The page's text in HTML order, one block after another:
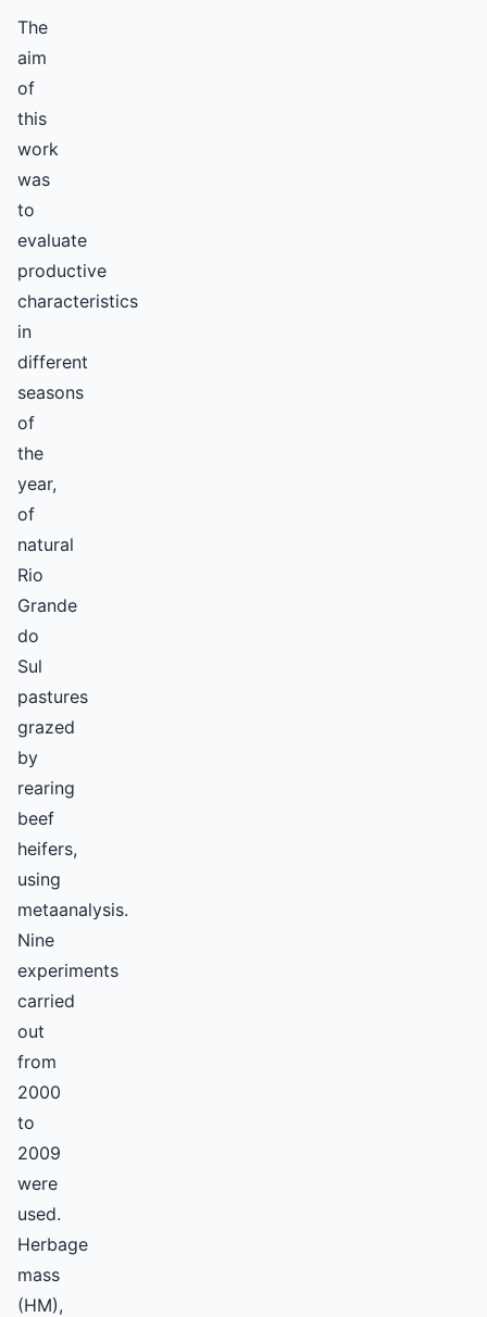
The
aim
of
this
work
was
to
evaluate
productive
characteristics
in
different
seasons
of
the
year,
of
natural
Rio
Grande
do
Sul
pastures
grazed
by
rearing
beef
heifers,
using
metaanalysis.
Nine
experiments
carried
out
from
2000
to
2009
were
used.
Herbage
mass
(HM),